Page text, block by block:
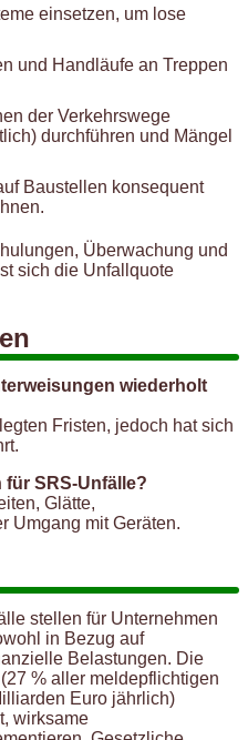
einsetzen, um lose
und Handläufe an Treppen
der Verkehrswege
durchführen und Mängel
Baustellen konsequent
Überwachung und
sich die Unfallquote
wiederholt
Fristen, jedoch hat sich
SRS-Unfälle?
Glätte,
Umgang mit Geräten.
stellen für Unternehmen
in Bezug auf
Belastungen. Die
% aller meldepflichtigen
Euro jährlich)
wirksame